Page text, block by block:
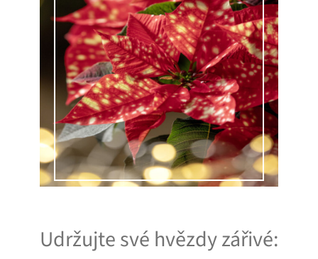
Udržujte své hvězdy zářivé: